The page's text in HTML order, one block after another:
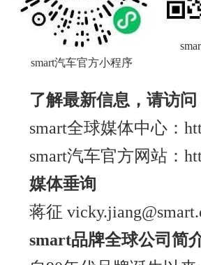
smart汽车官方小程序
了解最新信息，请访问
smart全球媒体中心：
smart汽车官方网站：
媒体垂询
蒋征
smart品牌全球公司简